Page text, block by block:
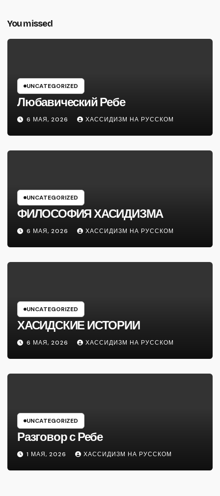
You missed
UNCATEGORIZED
Любавический Ребе
6 МАЯ, 2026 ХАССИДИЗМ НА РУССКОМ
UNCATEGORIZED
ФИЛОСОФИЯ ХАСИДИЗМА
6 МАЯ, 2026 ХАССИДИЗМ НА РУССКОМ
UNCATEGORIZED
ХАСИДСКИЕ ИСТОРИИ
6 МАЯ, 2026 ХАССИДИЗМ НА РУССКОМ
UNCATEGORIZED
Разговор с Ребе
1 МАЯ, 2026 ХАССИДИЗМ НА РУССКОМ